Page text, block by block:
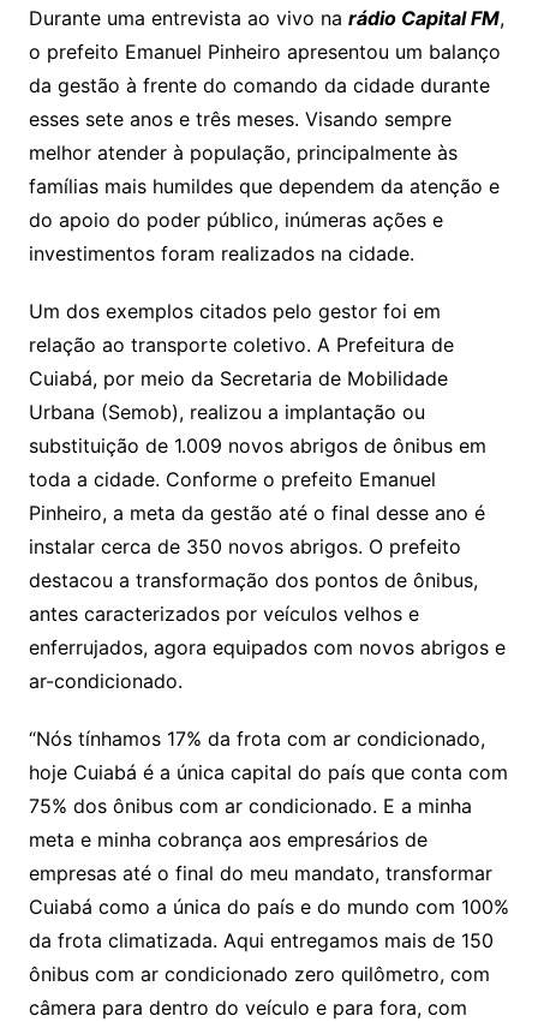
y
Li
n
k
s
A
p
p
gr
a
m
e
dI
n
l
gl
e
Cl
a
s
s
s
s
a
g
e
lo
o
k.
c
o
m
y
p
e
h
o
o
M
ai
l
e
a
d
s
ai
l
ar
e
Durante uma entrevista ao vivo na rádio Capital FM,
o prefeito Emanuel Pinheiro apresentou um balanço
da gestão à frente do comando da cidade durante
esses sete anos e três meses. Visando sempre
melhor atender à população, principalmente às
famílias mais humildes que dependem da atenção e
do apoio do poder público, inúmeras ações e
investimentos foram realizados na cidade.
Um dos exemplos citados pelo gestor foi em
relação ao transporte coletivo. A Prefeitura de
Cuiabá, por meio da Secretaria de Mobilidade
Urbana (Semob), realizou a implantação ou
substituição de 1.009 novos abrigos de ônibus em
toda a cidade. Conforme o prefeito Emanuel
Pinheiro, a meta da gestão até o final desse ano é
instalar cerca de 350 novos abrigos. O prefeito
destacou a transformação dos pontos de ônibus,
antes caracterizados por veículos velhos e
enferrujados, agora equipados com novos abrigos e
ar-condicionado.
“Nós tínhamos 17% da frota com ar condicionado,
hoje Cuiabá é a única capital do país que conta com
75% dos ônibus com ar condicionado. E a minha
meta e minha cobrança aos empresários de
empresas até o final do meu mandato, transformar
Cuiabá como a única do país e do mundo com 100%
da frota climatizada. Aqui entregamos mais de 150
ônibus com ar condicionado zero quilômetro, com
câmera para dentro do veículo e para fora, com